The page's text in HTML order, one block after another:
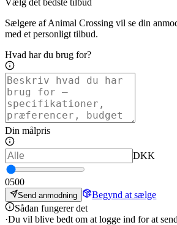
Vælg det bedste tilbud
Sælgere af Animal Crossing vil se din
med et personligt tilbud.
Hvad har du brug for?
Din målpris
DKK
0500
Send anmodning
Begynd at sælge
Sådan fungerer det
·Du vil blive bedt om at logge ind for at